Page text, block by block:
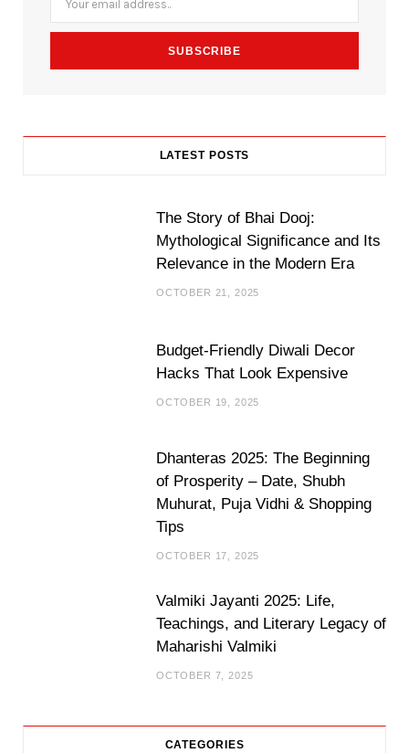
k
a
LATEST POSTS
The Story of Bhai Dooj:
Mythological Significance and Its
Relevance in the Modern Era
OCTOBER 21, 2025
Budget-Friendly Diwali Decor
Hacks That Look Expensive
OCTOBER 19, 2025
Dhanteras 2025: The Beginning
of Prosperity – Date, Shubh
Muhurat, Puja Vidhi & Shopping
Tips
OCTOBER 17, 2025
Valmiki Jayanti 2025: Life,
Teachings, and Literary Legacy of
Maharishi Valmiki
OCTOBER 7, 2025
CATEGORIES